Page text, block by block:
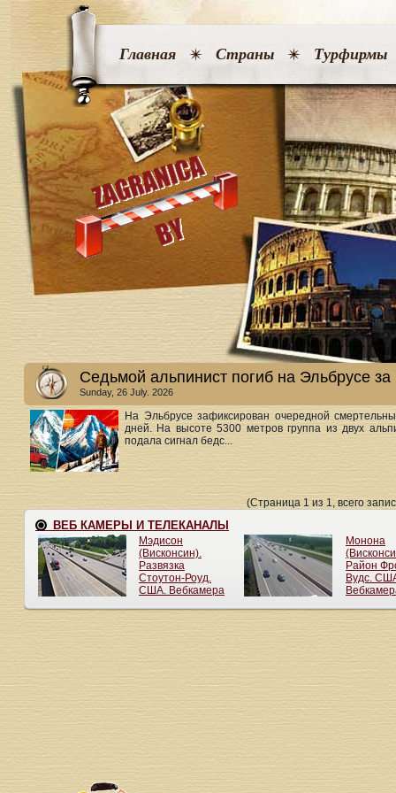
Главная Страны Турфирмы
Седьмой альпинист погиб на Эльбрусе
Sunday, 26 July. 2026
На Эльбрусе зафиксирован очередной
дней. На высоте 5300 метров группа из двух
подала сигнал бедс...
(Страница 1 из 1, всего